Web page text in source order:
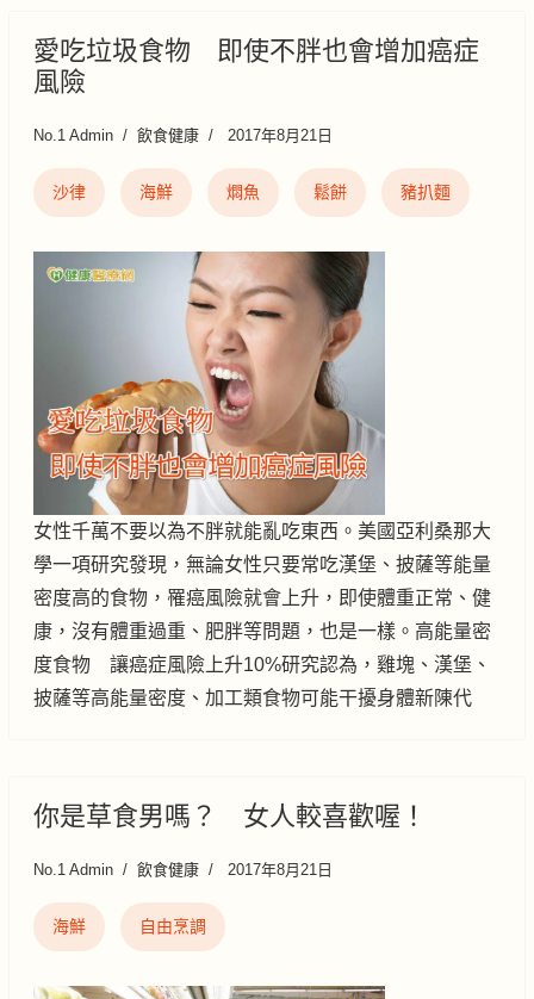
愛吃垃圾食物 即使不胖也會增加癌症
風險
No.1 Admin 飲食健康 2017年8月21日
沙律 海鮮 燜魚 鬆餅 豬扒麵
女性千萬不要以為不胖就能亂吃東西。美國亞利桑那大
學一項研究發現，無論女性只要常吃漢堡、披薩等能量
密度高的食物，罹癌風險就會上升，即使體重正常、健
康，沒有體重過重、肥胖等問題，也是一樣。高能量密
度食物 讓癌症風險上升10%研究認為，雞塊、漢堡、
披薩等高能量密度、加工類食物可能干擾身體新陳代
你是草食男嗎？ 女人較喜歡喔！
No.1 Admin 飲食健康 2017年8月21日
海鮮 自由烹調